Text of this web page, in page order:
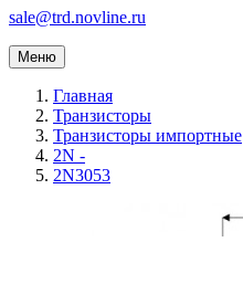
sale@trd.novline.ru
Меню
Главная
Транзисторы
Транзисторы импортные
2N -
2N3053